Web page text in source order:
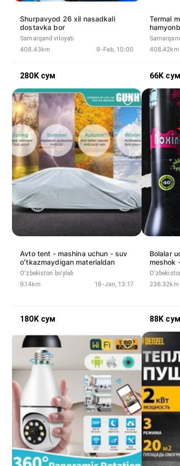
Shurpavyod 26 xil nasadkali
dostavka bor
Samarqand viloyati
408.43km 9-Feb, 10:00
280K сум
Termal
408.42km
66K сум
Avto tent - mashina uchun - suv
oʻtkazmaydigan materialdan
O‘zbekiston bo‘ylab
9.14km 18-Jan, 13:17
180K сум
Bolalar
meshok
236.32km
88K сум